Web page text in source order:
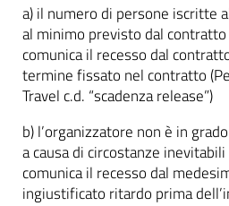
a) il numero di persone iscritte
al minimo previsto dal contratto
comunica il recesso dal
termine fissato nel contratto
Travel c.d. “scadenza release”)
b) l’organizzatore non è in
a causa di circostanze
comunica il recesso dal
ingiustificato ritardo prima